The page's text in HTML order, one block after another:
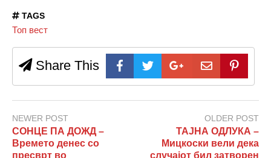
TAGS
Топ вест
Share This
NEWER POST
СОНЦЕ ПА ДОЖД –
Времето денес со
пресврт во
OLDER POST
ТАЈНА ОДЛУКА –
Мицкоски вели дека
случајот бил затворен